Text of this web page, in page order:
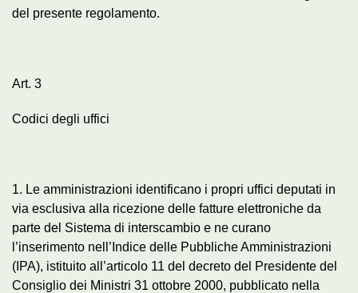
del presente regolamento.
Art. 3
Codici degli uffici
1. Le amministrazioni identificano i propri uffici deputati in
via esclusiva alla ricezione delle fatture elettroniche da
parte del Sistema di interscambio e ne curano
l’inserimento nell’Indice delle Pubbliche Amministrazioni
(IPA), istituito all’articolo 11 del decreto del Presidente del
Consiglio dei Ministri 31 ottobre 2000, pubblicato nella